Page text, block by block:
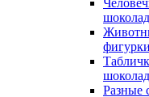
фигурки
Разные